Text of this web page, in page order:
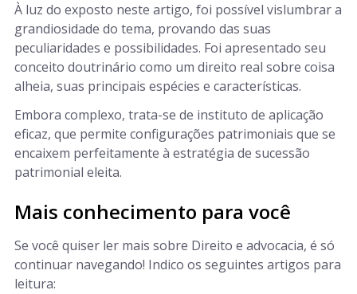
À luz do exposto neste artigo, foi possível vislumbrar a
grandiosidade do tema, provando das suas
peculiaridades e possibilidades. Foi apresentado seu
conceito doutrinário como um direito real sobre coisa
alheia, suas principais espécies e características.
Embora complexo, trata-se de instituto de aplicação
eficaz, que permite configurações patrimoniais que se
encaixem perfeitamente à estratégia de sucessão
patrimonial eleita.
Mais conhecimento para você
Se você quiser ler mais sobre Direito e advocacia, é só
continuar navegando! Indico os seguintes artigos para
leitura: